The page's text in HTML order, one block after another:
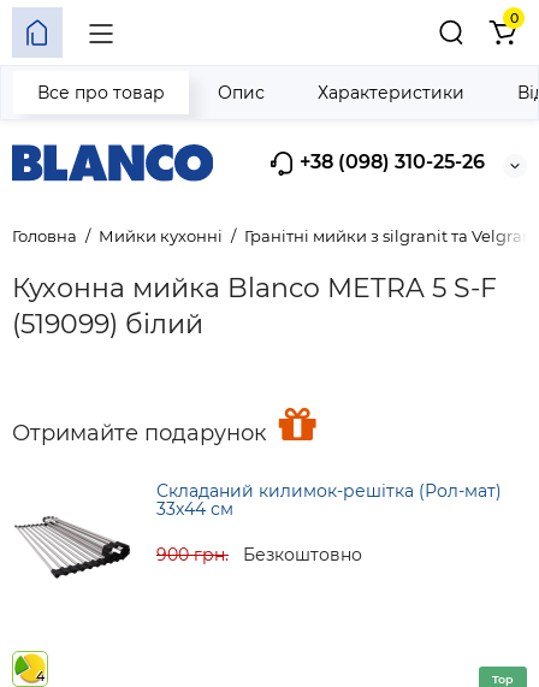
+38 (098) 310-25-26
0
Головна Мийки кухонні Гранітні мийки з silgranit та
Кухонна мийка Blanco METRA 5 S-F
(519099) білий
Отримайте подарунок
Складаний килимок-решітка (Рол-мат)
33х44 см
900 грн. Безкоштовно
Все про товар Опис Характеристики
4 Top